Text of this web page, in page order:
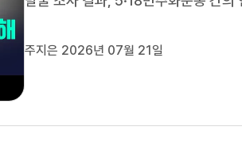
해가 수습됐으며, 재단 측은 다만 희생
주지은 2026년 07월 21일